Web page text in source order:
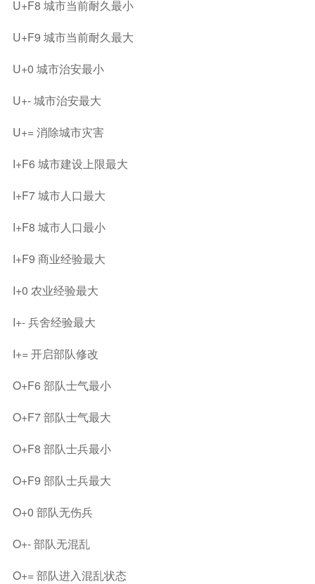
U+F8 城市当前耐久最小
U+F9 城市当前耐久最大
U+0 城市治安最小
U+- 城市治安最大
U+= 消除城市灾害
I+F6 城市建设上限最大
I+F7 城市人口最大
I+F8 城市人口最小
I+F9 商业经验最大
I+0 农业经验最大
I+- 兵舍经验最大
I+= 开启部队修改
O+F6 部队士气最小
O+F7 部队士气最大
O+F8 部队士兵最小
O+F9 部队士兵最大
O+0 部队无伤兵
O+- 部队无混乱
O+= 部队进入混乱状态